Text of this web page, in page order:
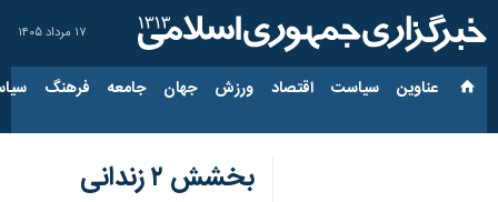
۱۷ مرداد ۱۴۰۵
عناوین‌ سیاست اقتصاد ورزش جهان جامعه فرهنگ
بخشش ۲ زندانی